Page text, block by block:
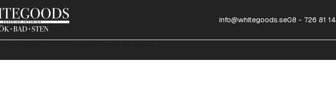
info@whitegoods.se08 - 726 81 14